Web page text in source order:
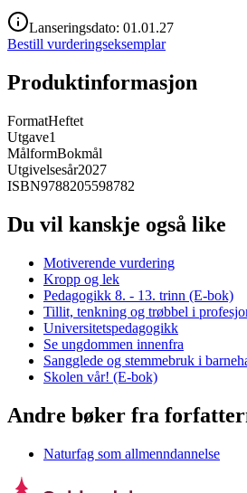
Lanseringsdato: 01.01.27
Bestill vurderingseksemplar
Produktinformasjon
FormatHeftet
Utgave1
MålformBokmål
Utgivelsesår2027
ISBN9788205598782
Du vil kanskje også like
Motiverende vurdering
Kropp og lek
Pedagogikk 8. - 13. trinn (E-bok)
Tillit, tenkning og trøbbel i
Universitetspedagogikk
Se ungdommen innenfra
Sangglede og stemmebruk i
Skolen vår! (E-bok)
Andre bøker fra
Naturfag som allmenndannelse